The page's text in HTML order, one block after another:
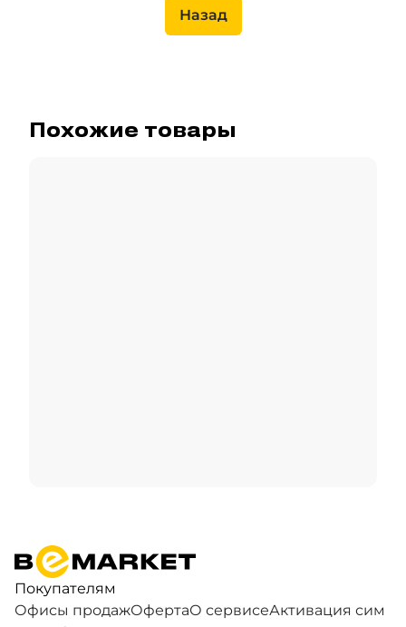
Назад
Похожие товары
Покупателям
Офисы продажОфертаО сервисеАктивация сим